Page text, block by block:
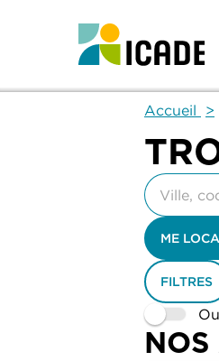
Accueil
Veuillez
renseigner
une
adresse
ME
FILTRES